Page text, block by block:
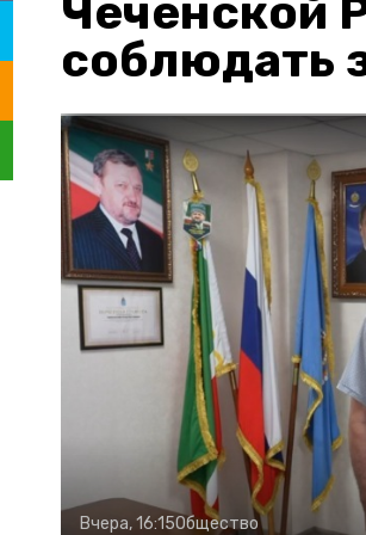
Чеченской
соблюдать
Вчера, 16:15Общество